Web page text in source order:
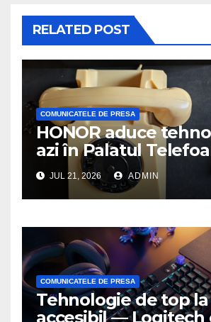
RELATED POST
COMUNICATELE DE PRESA
HONOR aduce
azi în Palatul
JUL 21, 2026 ADMIN
COMUNICATELE DE PRESA
Tehnologie de top
accesibil — Logitech